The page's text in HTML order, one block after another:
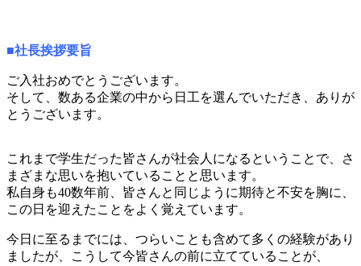
■社長挨拶要旨
ご入社おめでとうございます。
そして、数ある企業の中から日工を選んでいただき、ありが
とうございます。
これまで学生だった皆さんが社会人になるということで、さ
まざまな思いを抱いていることと思います。
私自身も40数年前、皆さんと同じように期待と不安を胸に、
この日を迎えたことをよく覚えています。
今日に至るまでには、つらいことも含めて多くの経験があり
ましたが、こうして今皆さんの前に立てていることが、